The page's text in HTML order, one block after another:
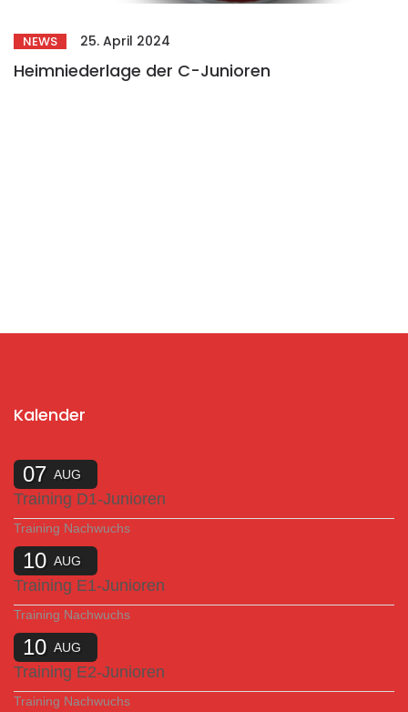
NEWS 25. April 2024
Heimniederlage der C-Junioren
Kalender
07 AUG
Training D1-Junioren
Training Nachwuchs
10 AUG
Training E1-Junioren
Training Nachwuchs
10 AUG
Training E2-Junioren
Training Nachwuchs